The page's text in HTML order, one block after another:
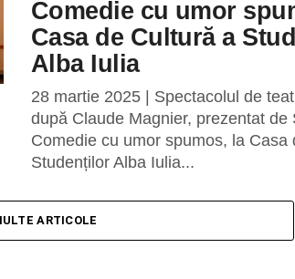
Comedie cu umor
Casa de Cultură a
Alba Iulia
28 martie 2025 | Spectacolul de
după Claude Magnier, prezentat de
Comedie cu umor spumos, la Casa
Studenților Alba Iulia...
ARTICOLE